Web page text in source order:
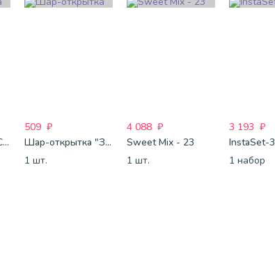
Шар-открытка "Сердце" (45 см) - 2
509 ₽
Шар-открытка "Звезда" (45 см) - 1
1 шт.
4 088 ₽
Sweet Mix - 23
1 шт.
3 193 ₽
InstaSet-
1 набор